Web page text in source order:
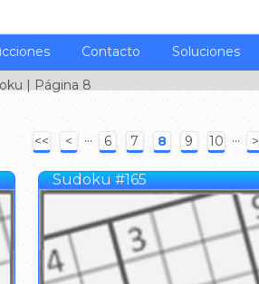
Contacto Soluciones
| Página 8
<< < ··· 6 7 8 9 10 ··· >
Sudoku #165